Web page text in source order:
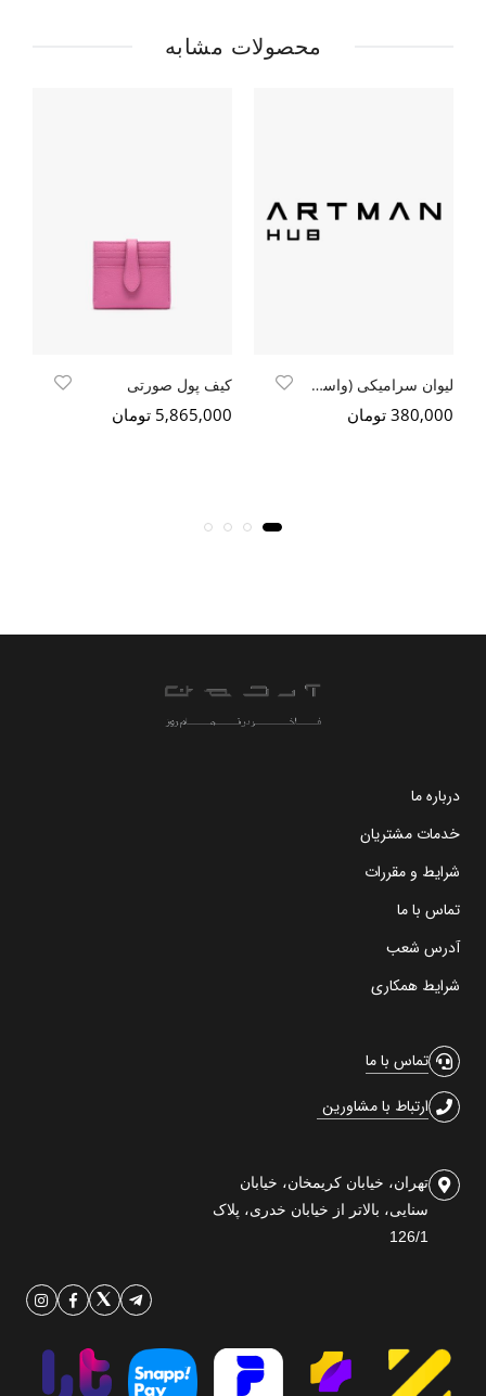
محصولات مشابه
لیوان سرامیکی (واسیلی وان)
380,000 تومان
کیف پول صورتی
5,865,000 تومان
درباره ما
خدمات مشتریان
شرایط و مقررات
تماس با ما
آدرس شعب
شرایط همکاری
تماس با ما
ارتباط با مشاورین
تهران، خیابان کریمخان، خیابان
سنایی، بالاتر از خیابان خدری، پلاک
126/1